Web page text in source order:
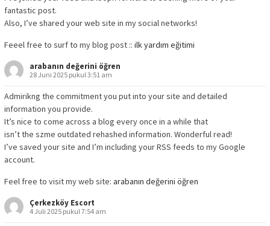
fantastic post.
Also, I’ve shared your web site in my social networks!
Feeel free to surf to my blog post :: ilk yardım eğitimi
arabanın değerini öğren
28 Juni 2025 pukul 3:51 am
Admirikng the commitment you put into your site and detailed
information you provide.
It’s nice to come across a blog every once in a while that
isn’t the szme outdated rehashed information. Wonderful read!
I’ve saved your site and I’m including your RSS feeds to my Google
account.
Feel free to visit my web site: arabanın değerini öğren
Çerkezköy Escort
4 Juli 2025 pukul 7:54 am